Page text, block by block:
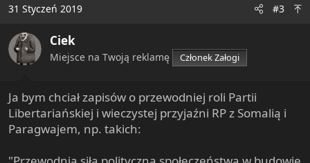
31 Styczeń 2019 #3
Ciek
Miejsce na Twoją reklamę Członek Załogi
Ja bym chciał zapisów o przewodniej roli Partii
Libertariańskiej i wieczystej przyjaźni RP z Somalią i
Paragwajem, np. takich: